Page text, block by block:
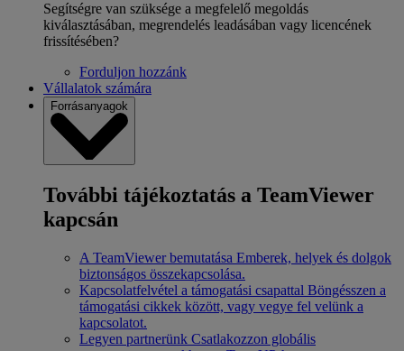
Segítségre van szüksége a megfelelő megoldás
kiválasztásában, megrendelés leadásában vagy licencének
frissítésében?
Forduljon hozzánk
Vállalatok számára
Forrásanyagok
További tájékoztatás a TeamViewer
kapcsán
A TeamViewer bemutatása Emberek, helyek és dolgok
biztonságos összekapcsolása.
Kapcsolatfelvétel a támogatási csapattal Böngésszen a
támogatási cikkek között, vagy vegye fel velünk a
kapcsolatot.
Legyen partnerünk Csatlakozzon globális